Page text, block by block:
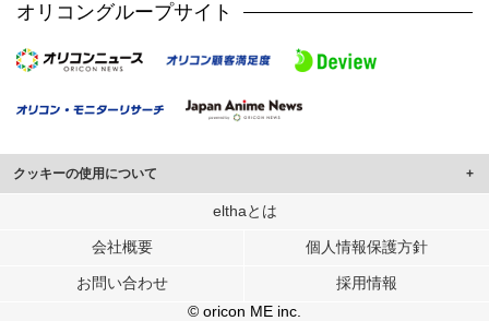
オリコングループサイト
クッキーの使用について
このサイトでは Cookie を使用して、ユーザーに合わせたコンテンツや広告の
行っています。
メディアや広告配信、データ解析の各パートナーに提供しています。
各パートナーは、この情報とユーザーが各パートナーに提供した他の情報や、
elthaとは
会社概要 個人情報保護方針
お問い合わせ
採用情報
© oricon ME inc.